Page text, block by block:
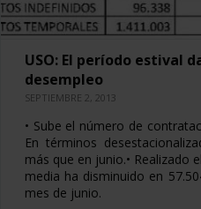
USO: El período estival
desempleo
SEPTIEMBRE 2, 2013
• Sube el número de
En términos
más que en junio.• Realizado
media ha disminuido en
mes de junio.